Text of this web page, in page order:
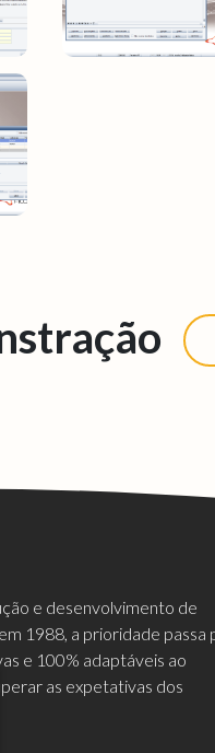
e desenvolvimento de
1988, a prioridade passa
e 100% adaptáveis ao
as expetativas dos